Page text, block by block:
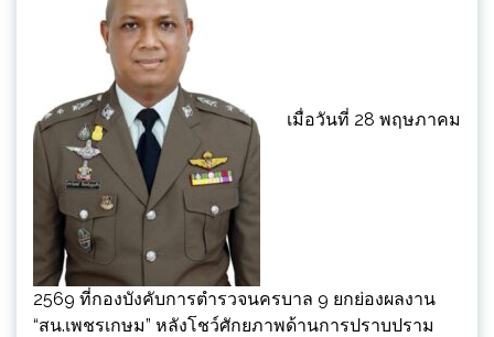
เมื่อวันที่ 28 พฤษภาคม
2569 ที่กองบังคับการตำรวจนครบาล 9 ยกย่องผลงาน
“สน.เพชรเกษม” หลังโชว์ศักยภาพด้านการปราบปราม